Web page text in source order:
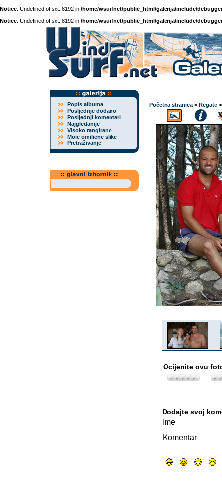
Notice: Undefined offset: 8192 in /home/wsurfnet/public_html/galerija/include/
Notice: Undefined offset: 8192 in /home/wsurfnet/public_html/galerija/include/
Popis albuma
Posljednje dodano
Posljednji komentari
Najgledanije
Visoko rangirano
Moje omiljene slike
Pretraživanje
Početna stranica > Regate
Ocijenite ovu
Dodajte svoj
Ime
Komentar